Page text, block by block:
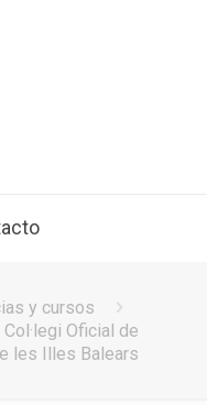
y cursos
Oficial de
les Illes Balears